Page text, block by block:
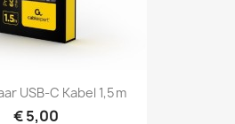
USB‑C Kabel 1,5 M
€ 5,00